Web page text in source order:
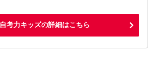
自考力キッズの詳細はこちら